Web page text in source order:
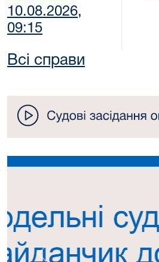
10.08.2026,
09:15
Всі справи